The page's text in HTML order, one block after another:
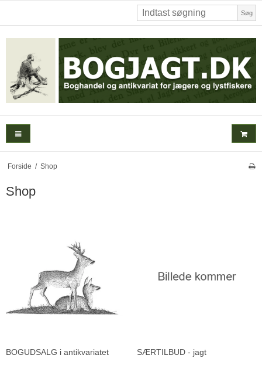
Søg
Forside / Shop
Shop
BOGUDSALG i antikvariatet SÆRTILBUD - jagt